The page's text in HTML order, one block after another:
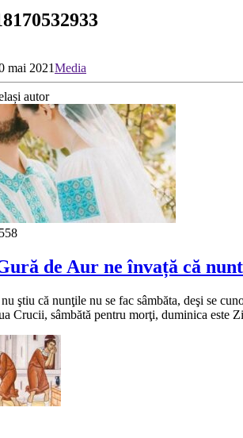
mai 2021Media
autor
de Aur ne învață că
ştiu că nunţile nu se fac sâmbăta, deşi se
Crucii, sâmbătă pentru morţi, duminica